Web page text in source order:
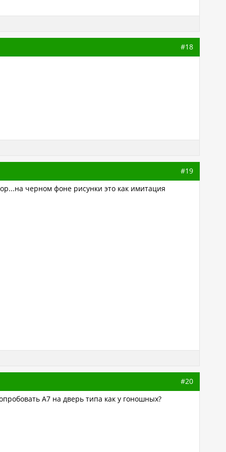
#18
#19
черном фоне рисунки это как имитация
#20
А7 на дверь типа как у гоношных?